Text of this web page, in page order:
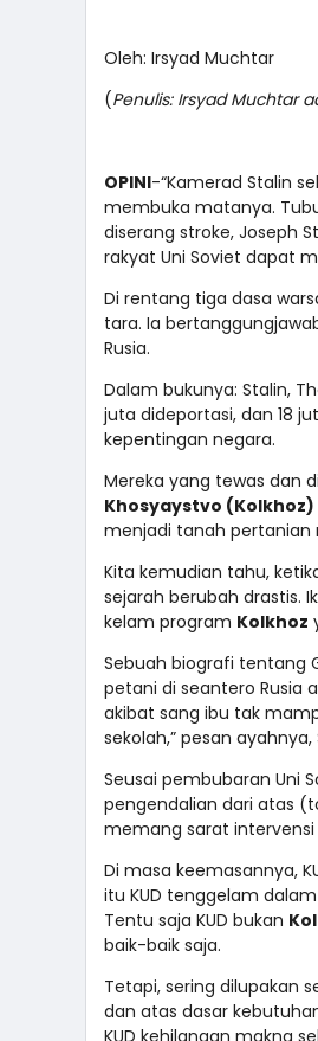
Oleh: Irsyad Muchtar
(Penulis: Irsyad Muchtar
OPINI-“Kamerad Stalin
membuka matanya.
diserang stroke, Joseph
rakyat Uni Soviet dapat
Di rentang tiga dasa
tara. Ia
Rusia.
Dalam bukunya: Stalin,
juta dideportasi, dan 18
kepentingan negara.
Mereka yang tewas dan
Khosyaystvo (Kolkhoz)
menjadi tanah pertanian
Kita kemudian tahu,
sejarah berubah drastis.
kelam program Kolkhoz
Sebuah biografi tentang
petani di seantero Rusia
akibat sang ibu tak
sekolah,” pesan
Seusai pembubaran Uni
pengendalian dari atas
memang sarat intervensi
Di masa keemasannya,
itu KUD tenggelam
Tentu saja KUD bukan
baik-baik saja.
Tetapi, sering dilupakan
dan atas dasar